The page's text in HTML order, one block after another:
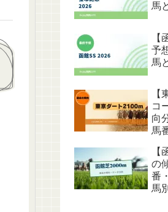
馬
【
予
馬
【
コ
向
馬
【
の
番
馬